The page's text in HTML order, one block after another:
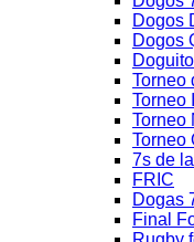
Dogos
Dogos
Torneo
Torneo
Torneo
Torneo
7s de
FRIC
Dogas
Final